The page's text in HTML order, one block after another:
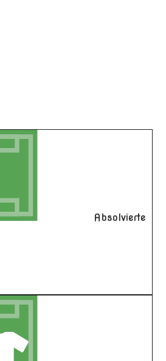
Absolvierte